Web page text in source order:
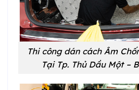
Thi công dán cách Âm
Tại Tp. Thủ Dầu Một –